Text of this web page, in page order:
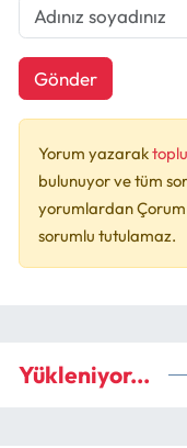
Gönder
Yorum yazarak
bulunuyor ve tüm
yorumlardan Çorum
sorumlu tutulamaz.
Yükleniyor...